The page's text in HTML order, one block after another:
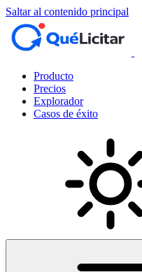
Saltar al contenido principal
Producto
Precios
Explorador
Casos de éxito